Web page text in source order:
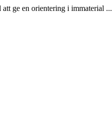
ge en orientering i immaterial ...